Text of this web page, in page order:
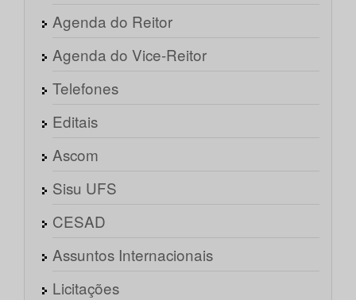
Agenda do Reitor
Agenda do Vice-Reitor
Telefones
Editais
Ascom
Sisu UFS
CESAD
Assuntos Internacionais
Licitações